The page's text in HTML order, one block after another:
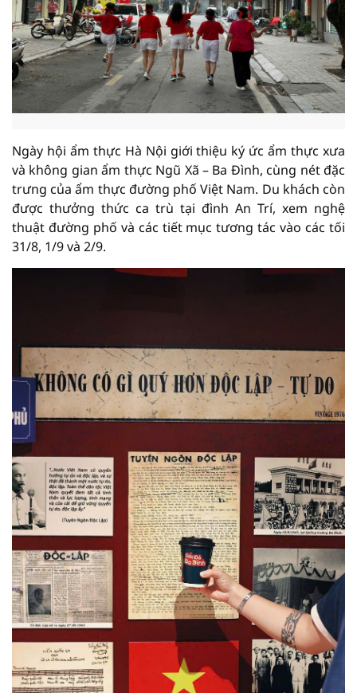
Ngày hội ẩm thực Hà Nội giới thiệu ký ức ẩm thực xưa
và không gian ẩm thực Ngũ Xã – Ba Đình, cùng nét đặc
trưng của ẩm thực đường phố Việt Nam. Du khách còn
được thưởng thức ca trù tại đình An Trí, xem nghệ
thuật đường phố và các tiết mục tương tác vào các tối
31/8, 1/9 và 2/9.